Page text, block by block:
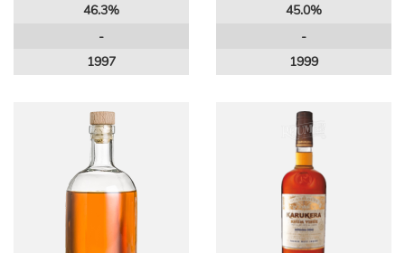
46.3%
-
1997
45.0%
-
1999